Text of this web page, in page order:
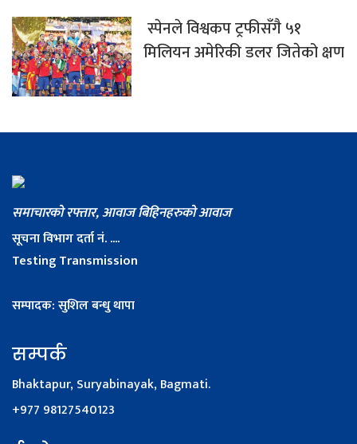
स्पेनले विश्वकप ट्रफीसँगै ५१
मिलियन अमेरिकी डलर जितेको क्षण
समाचारको रफ्तार, आवाज बिहिनहरुको आवाज
सूचना विभाग दर्ता नं. ....
Testing Transmission
सम्पादक: सुशिल बन्धु थापा
सम्पर्क
Bhaktapur, Suryabinayak, Bagmati.
+977 98127540123